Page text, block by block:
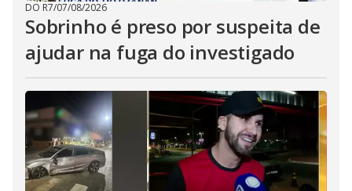
DO R7/07/08/2026
Sobrinho é preso por suspeita de
ajudar na fuga do investigado